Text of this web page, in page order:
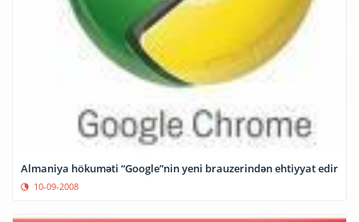
Almaniya hökuməti “Google”nin yeni brauzerindən ehtiyyat edir
10-09-2008